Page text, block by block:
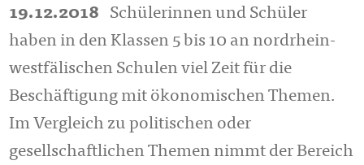
19.12.2018
Schülerinnen und Schüler
haben in den Klassen 5 bis 10 an nordrhein-
westfälischen Schulen viel Zeit für die
Beschäftigung mit ökonomischen Themen.
Im Vergleich zu politischen oder
gesellschaftlichen Themen nimmt der Bereich